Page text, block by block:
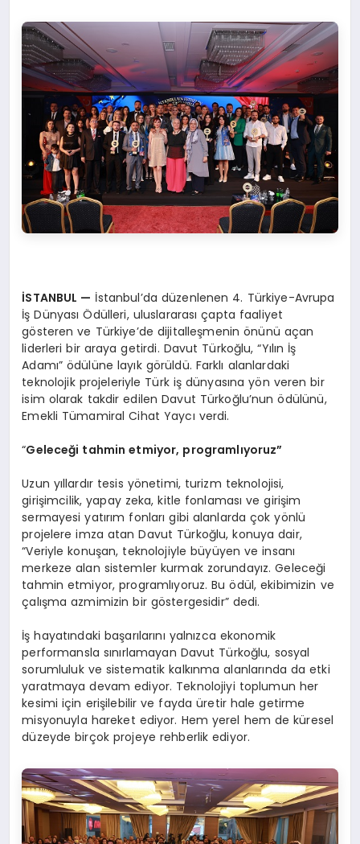
İSTANBUL — İstanbul’da düzenlenen 4. Türkiye-Avrupa
İş Dünyası Ödülleri, uluslararası çapta faaliyet
gösteren ve Türkiye’de dijitalleşmenin önünü açan
liderleri bir araya getirdi. Davut Türkoğlu, “Yılın İş
Adamı” ödülüne layık görüldü. Farklı alanlardaki
teknolojik projeleriyle Türk iş dünyasına yön veren bir
isim olarak takdir edilen Davut Türkoğlu’nun ödülünü,
Emekli Tümamiral Cihat Yaycı verdi.
“Geleceği tahmin etmiyor, programlıyoruz”
Uzun yıllardır tesis yönetimi, turizm teknolojisi,
girişimcilik, yapay zeka, kitle fonlaması ve girişim
sermayesi yatırım fonları gibi alanlarda çok yönlü
projelere imza atan Davut Türkoğlu, konuya dair,
“Veriyle konuşan, teknolojiyle büyüyen ve insanı
merkeze alan sistemler kurmak zorundayız. Geleceği
tahmin etmiyor, programlıyoruz. Bu ödül, ekibimizin ve
çalışma azmimizin bir göstergesidir” dedi.
İş hayatındaki başarılarını yalnızca ekonomik
performansla sınırlamayan Davut Türkoğlu, sosyal
sorumluluk ve sistematik kalkınma alanlarında da etki
yaratmaya devam ediyor. Teknolojiyi toplumun her
kesimi için erişilebilir ve fayda üretir hale getirme
misyonuyla hareket ediyor. Hem yerel hem de küresel
düzeyde birçok projeye rehberlik ediyor.